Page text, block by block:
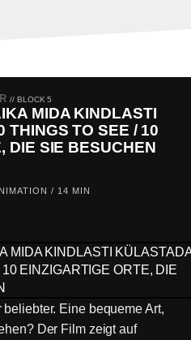
// BLOCK 5
MIDA KINDLASTI
THINGS TO SEE / 10
DIE SIE BESUCHEN
/ 14 MIN
Eine bequeme Art,
Der Film zeigt auf